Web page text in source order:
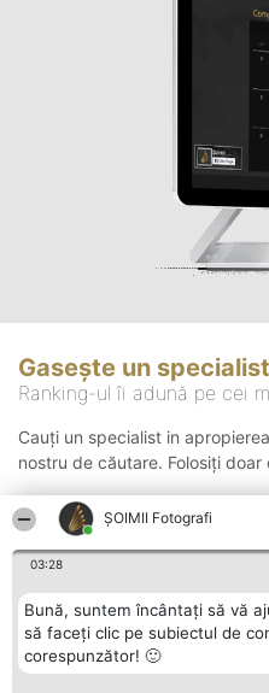
ȘOIMII Fotografi
03:28
Bună, suntem încântați să vă
să faceți clic pe subiectul de
corespunzător! 🙂
Gasește un specialist
Ranking-ul îi adună pe cei
Cauți un specialist in
nostru de căutare. Folosiți doar